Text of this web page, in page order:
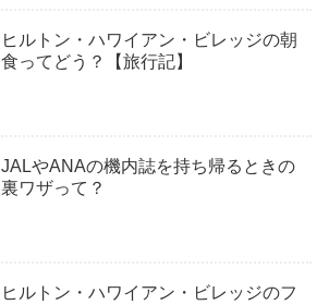
ヒルトン・ハワイアン・ビレッジの朝
食ってどう？【旅行記】
JALやANAの機内誌を持ち帰るときの
裏ワザって？
ヒルトン・ハワイアン・ビレッジのフ